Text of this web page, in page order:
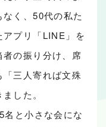
く、50代の私た
プリ「LINE」を
の振り分け、席
三人寄れば文殊
した。
名と小さな会にな